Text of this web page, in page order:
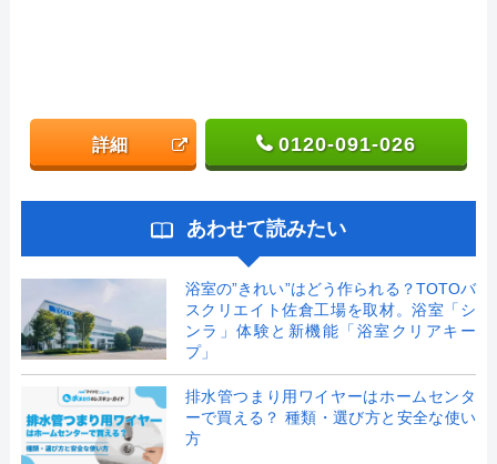
詳細 0120-091-026
あわせて読みたい
浴室の”きれい”はどう作られる？TOTOバ
スクリエイト佐倉工場を取材。浴室「シ
ンラ」体験と新機能「浴室クリアキー
プ」
排水管つまり用ワイヤーはホームセンタ
ーで買える？ 種類・選び方と安全な使い
方